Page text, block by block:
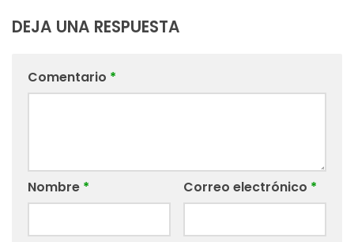
DEJA UNA RESPUESTA
Comentario *
Nombre * Correo electrónico *